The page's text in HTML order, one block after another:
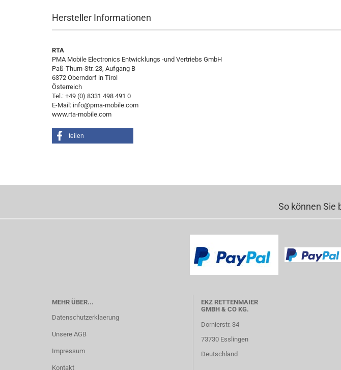
Hersteller Informationen
RTA
PMA Mobile Electronics Entwicklungs -und Vertriebs GmbH
Paß-Thurn-Str. 23, Aufgang B
6372 Oberndorf in Tirol
Österreich
Tel.: +49 (0) 8331 498 491 0
E-Mail: info@pma-mobile.com
www.rta-mobile.com
teilen
So können Sie
MEHR ÜBER...
Datenschutzerklaerung
Unsere AGB
Impressum
Kontakt
EKZ RETTENMAIER
GMBH & CO KG.
Dornierstr. 34
73730 Esslingen
Deutschland